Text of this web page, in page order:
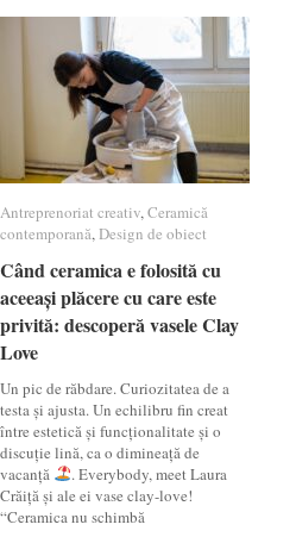
Antreprenoriat creativ,Ceramică
contemporană,Design de obiect
Când ceramica e folosită cu
aceeași plăcere cu care este
privită: descoperă vasele Clay
Love
Un pic de răbdare. Curiozitatea de a
testa și ajusta. Un echilibru fin creat
între estetică și funcționalitate și o
discuție lină, ca o dimineață de
vacanță
. Everybody, meet Laura
Crăiță și ale ei vase clay-love!
“Ceramica nu schimbă
Antreprenoriat creativ Ceramică
contemporană Design de obiect
Când ceramica e folosită cu
aceeași plăcere cu care este
privită: descoperă vasele Clay
Love